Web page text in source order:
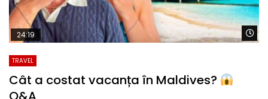
24:19
TRAVEL
Cât a costat vacanța în Maldives?